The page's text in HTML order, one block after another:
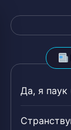
Да, я паук